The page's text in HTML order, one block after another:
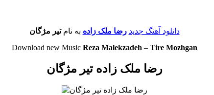
دانلود آهنگ جدید رضا ملک زاده به نامتیر مژگان
Download new Music Reza Malekzadeh – Tire Mozhgan
رضا ملک زاده تیر مژگان